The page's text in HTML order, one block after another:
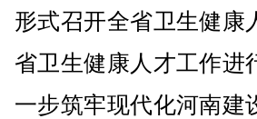
形式召开全省卫生健康
省卫生健康人才工作进
一步筑牢现代化河南建